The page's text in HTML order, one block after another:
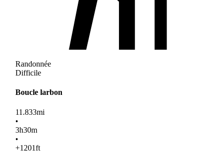
Randonnée
Difficile
Boucle larbon
11.833mi
•
3h30m
•
+1201ft